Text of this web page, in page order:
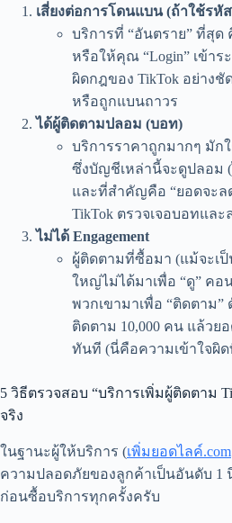
เสี่ยงต่อการโดนแบน (ถ้าใช้รหั
บริการที่ “อันตราย” ที่สุด
หรือให้คุณ “Login” เข้า
ผิดกฎของ TikTok อย่างชั
หรือถูกแบนถาวร
ได้ผู้ติดตามปลอม (บอท)
บริการราคาถูกมากๆ มัก
ซึ่งบัญชีเหล่านี้จะดูปลอม
และที่สำคัญคือ “ยอดจะลด
TikTok ตรวจเจอบอทและ
ไม่ได้ Engagement
ผู้ติดตามที่ซื้อมา (แม้จะเ
ใหญ่ไม่ได้มาเพื่อ “ดู” ค
พวกเขามาเพื่อ “ติดตาม
ติดตาม 10,000 คน แล้วย
ทันที (นี่คือความเข้าใจผิ
5 วิธีตรวจสอบ “บริการเพิ่มผู้ติดตาม
จริง
ในฐานะผู้ให้บริการ (เพิ่มยอดไลค์.com
ความปลอดภัยของลูกค้าเป็นอันดับ
ก่อนซื้อบริการทุกครั้งครับ